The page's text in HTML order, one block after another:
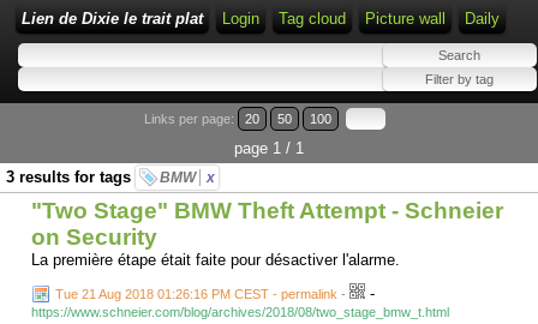
Lien de Dixie le trait plat Login Tag cloud Picture wall Daily
Links per page: 20 50 100
page 1 / 1
3 results for tags
BMW x
"Two Stage" BMW Theft Attempt - Schneier
on Security
La première étape était faite pour désactiver l'alarme.
Tue 21 Aug 2018 01:26:16 PM CEST - permalink - -
https://www.schneier.com/blog/archives/2018/08/two_stage_bmw_t.html